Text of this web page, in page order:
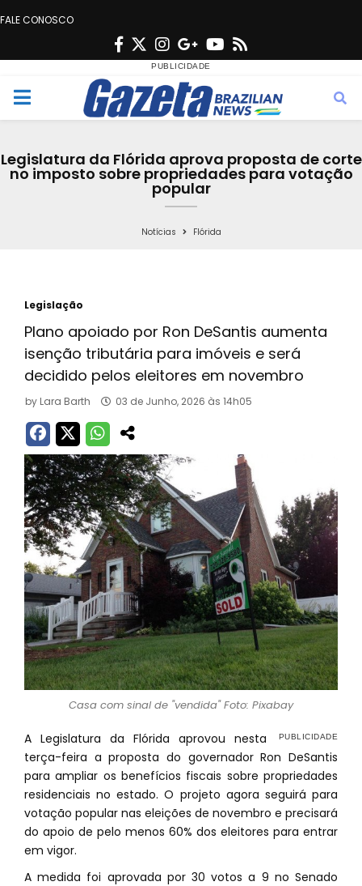
FALE CONOSCO
F
c
e
o
T
w
i
t
e
r
n
s
t
g
r
a
m
G
o
o
g
e
Y
u
t
b
s
M
n
Legislatura da Flórida aprova proposta de corte
no imposto sobre propriedades para votação
popular
Notícias Flórida
Legislação
Plano apoiado por Ron DeSantis aumenta
isenção tributária para imóveis e será
decidido pelos eleitores em novembro
by Lara Barth 03 de Junho, 2026 às 14h05
Casa com sinal de "vendida" Foto: Pixabay
A Legislatura da Flórida aprovou nesta
terça-feira a proposta do governador Ron DeSantis
para ampliar os benefícios fiscais sobre propriedades
residenciais no estado. O projeto agora seguirá para
votação popular nas eleições de novembro e precisará
do apoio de pelo menos 60% dos eleitores para entrar
em vigor.
A medida foi aprovada por 30 votos a 9 no Senado